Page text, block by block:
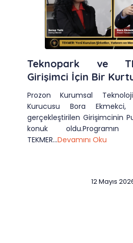
Teknopark ve
Girişimci İçin Bir
Prozon Kurumsal
Kurucusu Bora
gerçekleştirilen Girişimcinin
konuk
TEKMER...Devamını Oku
12 Mayıs